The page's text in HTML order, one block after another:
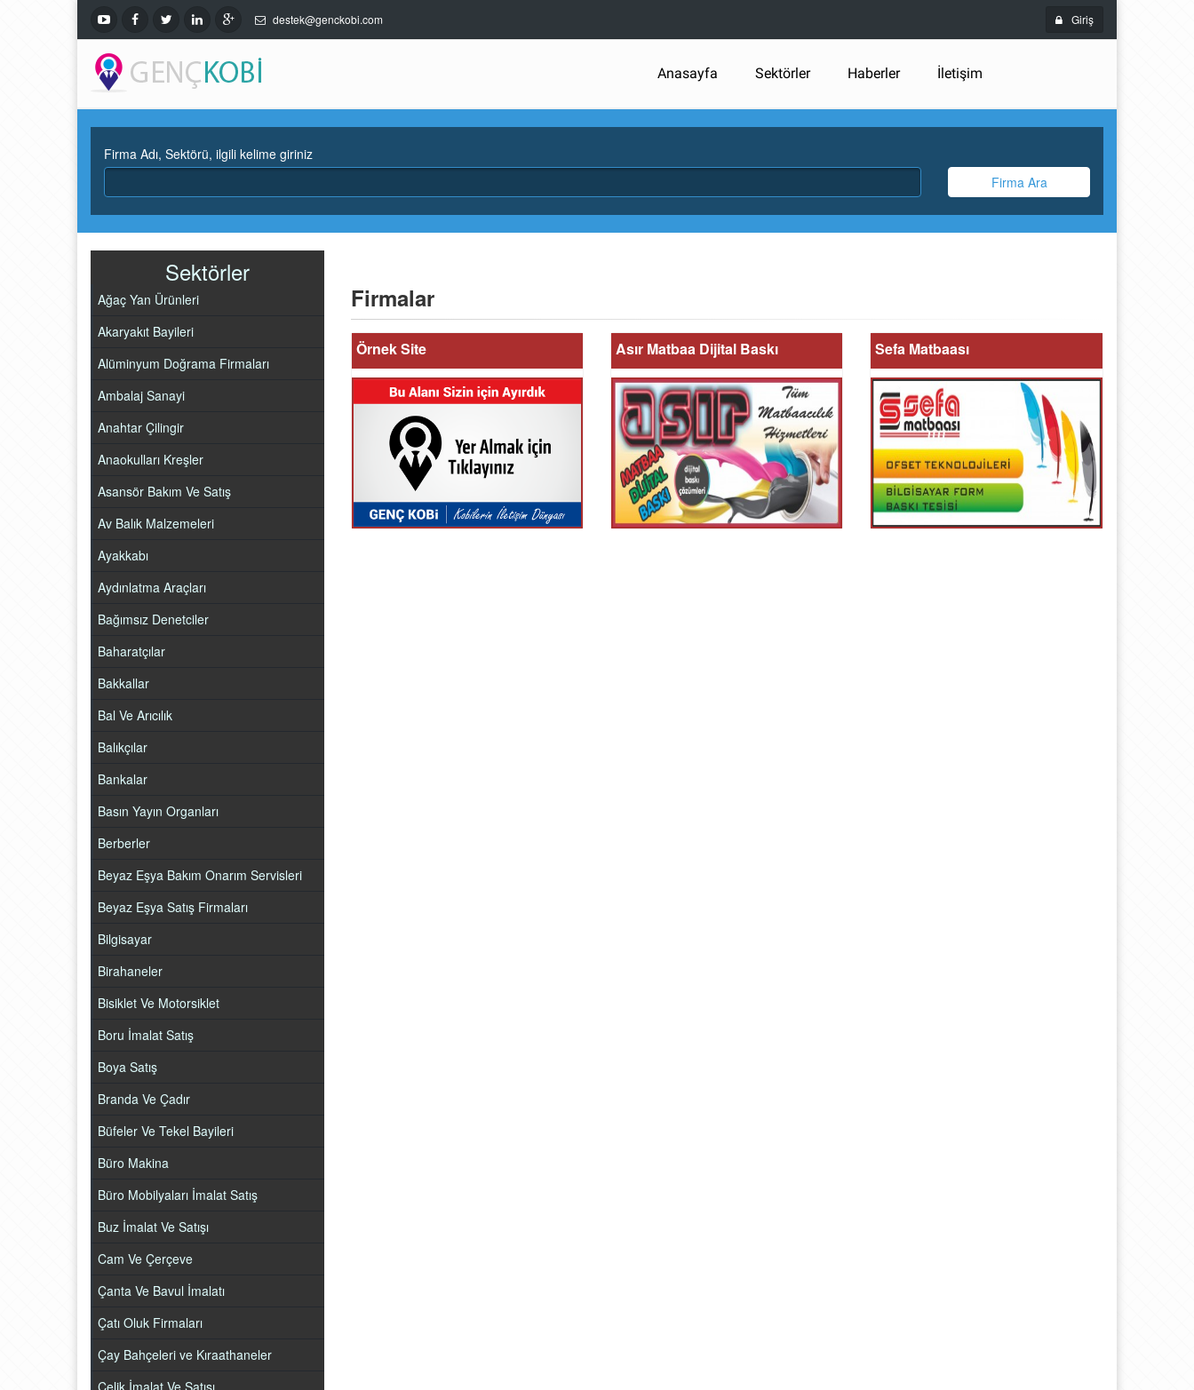
destek@genckobi.com Giriş
Anasayfa Sektörler Haberler İletişim
Firma Adı, Sektörü, ilgili kelime giriniz
Firma Ara
Sektörler
Ağaç Yan Ürünleri
Akaryakıt Bayileri
Alüminyum Doğrama Firmaları
Ambalaj Sanayi
Anahtar Çilingir
Anaokulları Kreşler
Asansör Bakım Ve Satış
Av Balık Malzemeleri
Ayakkabı
Aydınlatma Araçları
Bağımsız Denetciler
Baharatçılar
Bakkallar
Bal Ve Arıcılık
Balıkçılar
Bankalar
Basın Yayın Organları
Berberler
Beyaz Eşya Bakım Onarım Servisleri
Beyaz Eşya Satış Firmaları
Bilgisayar
Birahaneler
Bisiklet Ve Motorsiklet
Boru İmalat Satış
Boya Satış
Branda Ve Çadır
Büfeler Ve Tekel Bayileri
Büro Makina
Büro Mobilyaları İmalat Satış
Buz İmalat Ve Satışı
Cam Ve Çerçeve
Çanta Ve Bavul İmalatı
Çatı Oluk Firmaları
Çay Bahçeleri ve Kıraathaneler
Çelik İmalat Ve Satışı
Firmalar
Örnek Site Asır Matbaa Dijital Baskı Sefa Matbaası